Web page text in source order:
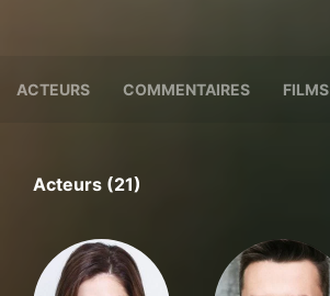
ACTEURS COMMENTAIRES
Acteurs (21)